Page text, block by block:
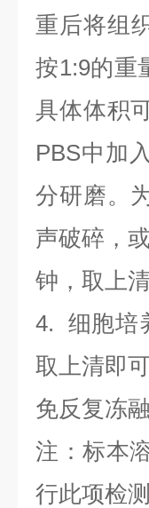
重后将组
按1:9的重
具体体积
PBS中加
分研磨。
声破碎，
钟，取上清
4. 细胞培
取上清即
免反复冻融
注：标本
行此项检测